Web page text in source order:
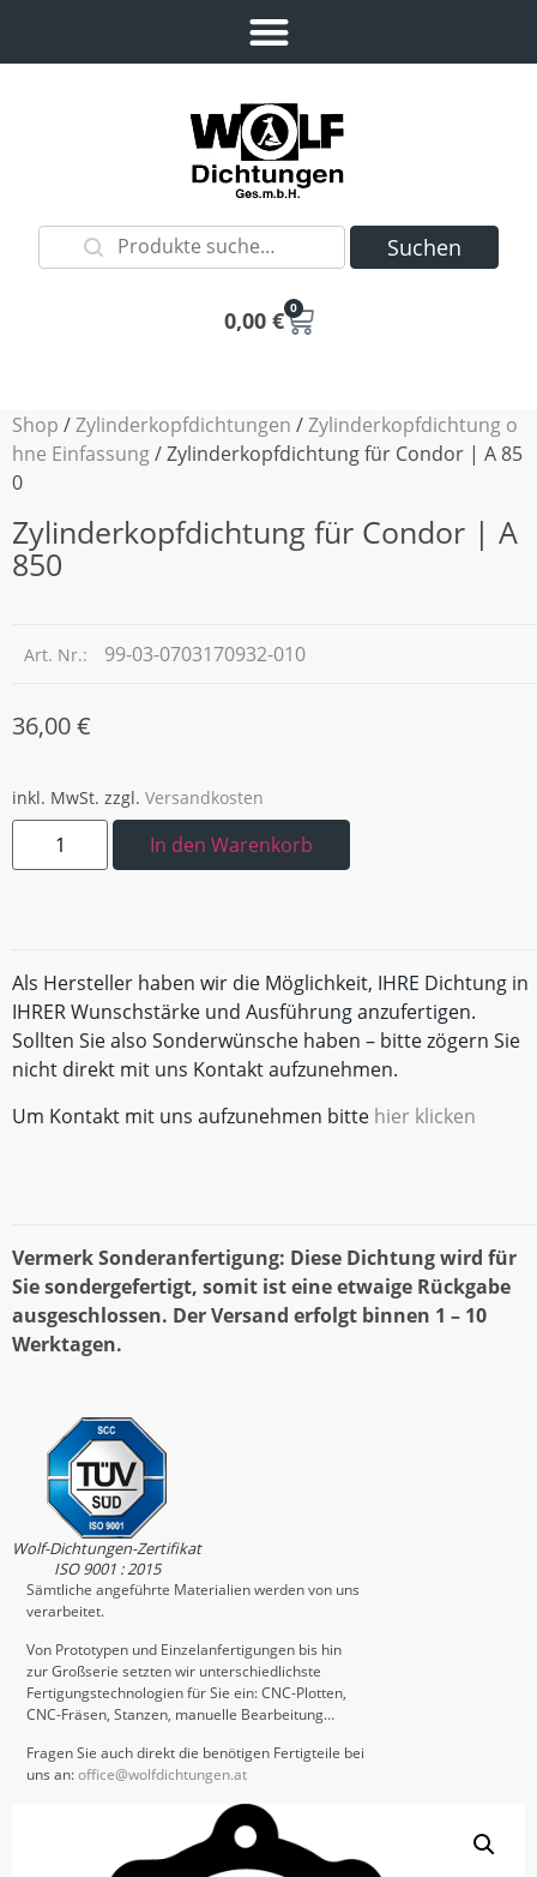
Suchen
0,00 € 0
Shop /Zylinderkopfdichtungen /Zylinderkopfdichtung o
hne Einfassung/ Zylinderkopfdichtung für Condor | A 85
0
Zylinderkopfdichtung für Condor | A
850
Art. Nr.: 99-03-0703170932-010
36,00€
inkl. MwSt. zzgl. Versandkosten
In den Warenkorb
Als Hersteller haben wir die Möglichkeit, IHRE Dichtung in
IHRER Wunschstärke und Ausführung anzufertigen.
Sollten Sie also Sonderwünsche haben – bitte zögern Sie
nicht direkt mit uns Kontakt aufzunehmen.
Um Kontakt mit uns aufzunehmen bitte hier klicken
Vermerk Sonderanfertigung: Diese Dichtung wird für
Sie sondergefertigt, somit ist eine etwaige Rückgabe
ausgeschlossen. Der Versand erfolgt binnen 1 – 10
Werktagen.
Wolf-Dichtungen-Zertifikat
ISO 9001 : 2015
Sämtliche angeführte Materialien werden von uns
verarbeitet.
Von Prototypen und Einzelanfertigungen bis hin
zur Großserie setzten wir unterschiedlichste
Fertigungstechnologien für Sie ein: CNC-Plotten,
CNC-Fräsen, Stanzen, manuelle Bearbeitung…
Fragen Sie auch direkt die benötigen Fertigteile bei
uns an:office@wolfdichtungen.at